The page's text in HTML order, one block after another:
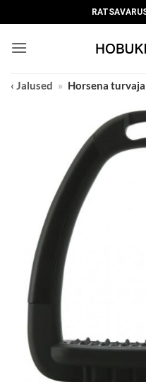
to
content
‹ Jalused » Horsena